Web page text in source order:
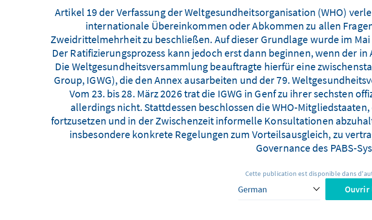
Artikel 19 der Verfassung der Weltgesundheitsorganisation (WHO)
internationale Übereinkommen oder Abkommen zu allen
Zweidrittelmehrheit zu beschließen. Auf dieser Grundlage wurde im
Der Ratifizierungsprozess kann jedoch erst dann beginnen, wenn der
Die Weltgesundheitsversammlung beauftragte hierfür eine
Group, IGWG), die den Annex ausarbeiten und der 79.
Vom 23. bis 28. März 2026 trat die IGWG in Genf zu ihrer sechsten
allerdings nicht. Stattdessen beschlossen die WHO-
fortzusetzen und in der Zwischenzeit informelle Konsultationen
insbesondere konkrete Regelungen zum Vorteilsausgleich, zu
Governance des PABS-
Cette publication est disponible dans
Ouvrir